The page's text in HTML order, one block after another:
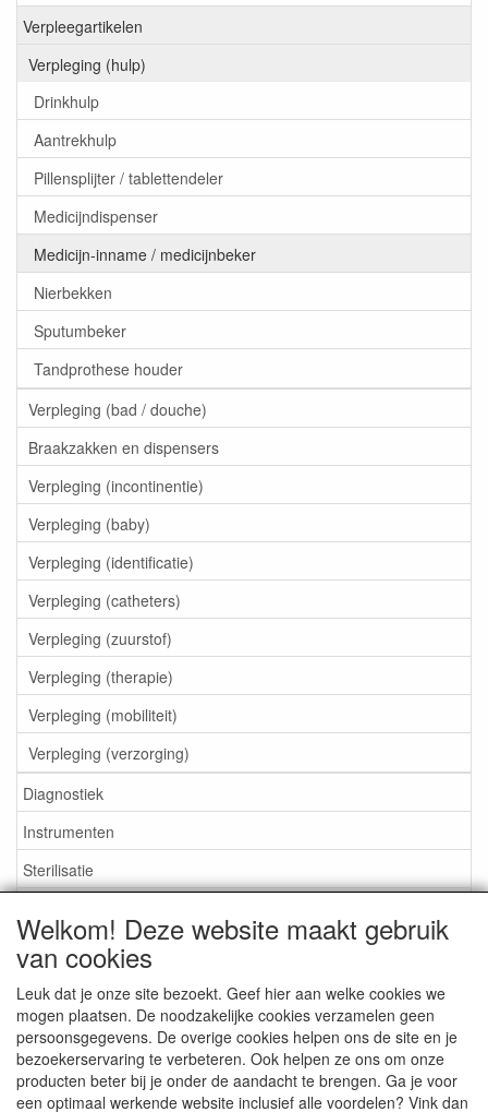
Verpleegartikelen
Verpleging (hulp)
Drinkhulp
Aantrekhulp
Pillensplijter / tablettendeler
Medicijndispenser
Medicijn-inname / medicijnbeker
Nierbekken
Sputumbeker
Tandprothese houder
Verpleging (bad / douche)
Braakzakken en dispensers
Verpleging (incontinentie)
Verpleging (baby)
Verpleging (identificatie)
Verpleging (catheters)
Verpleging (zuurstof)
Verpleging (therapie)
Verpleging (mobiliteit)
Verpleging (verzorging)
Diagnostiek
Instrumenten
Sterilisatie
Aktieartikelen
Medisan Trading te Alblasserdam. Alle genoemde prijzen zijn
inclusief BTW enexclusief verzendkostentenzij anders
Welkom! Deze website maakt gebruik
van cookies
Leuk dat je onze site bezoekt. Geef hier aan welke cookies we
mogen plaatsen. De noodzakelijke cookies verzamelen geen
persoonsgegevens. De overige cookies helpen ons de site en je
bezoekerservaring te verbeteren. Ook helpen ze ons om onze
producten beter bij je onder de aandacht te brengen. Ga je voor
een optimaal werkende website inclusief alle voordelen? Vink dan